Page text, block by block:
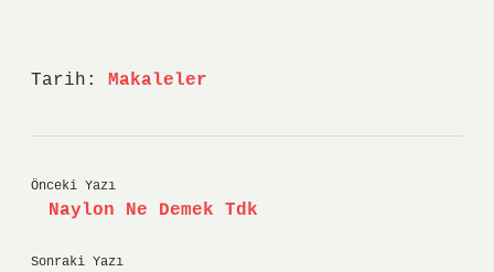
Tarih: Makaleler
Önceki Yazı
Naylon Ne Demek Tdk
Sonraki Yazı